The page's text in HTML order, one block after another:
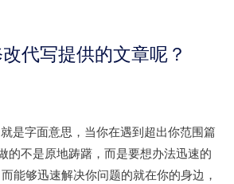
代写提供的文章呢？
是字面意思，当你在遇到超出你范围篇
的不是原地踌躇，而是要想办法迅速的
能够迅速解决你问题的就在你的身边，